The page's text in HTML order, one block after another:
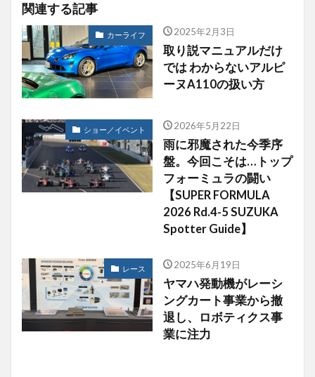
関連する記事
カーライフ 2025年2月3日
取り説マニュアルだけ
では わからないアルピ
ーヌA110の扱い方
ショー／イベント 2026年5月22日
雨に邪魔された今季序
盤。今回こそは…トップ
フォーミュラの闘い
【SUPER FORMULA
2026 Rd.4-5 SUZUKA
Spotter Guide】
レース 2025年6月19日
ヤマハ発動機がレーシ
ングカート事業から撤
退し、ロボティクス事
業に注力